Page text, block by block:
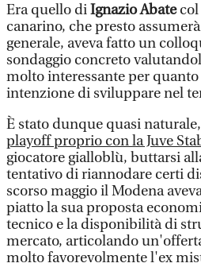
Era quello diIgnazio Abate
canarino, che presto
generale, aveva fatto un
sondaggio concreto
molto interessante per quanto
intenzione di sviluppare nel
È stato dunque quasi
playoff proprio con la Juve
giocatore gialloblù, buttarsi
tentativo di riannodare certi
scorso maggio il Modena
piatto la sua proposta
tecnico e la disponibilità di
mercato, articolando
molto favorevolmente l'ex